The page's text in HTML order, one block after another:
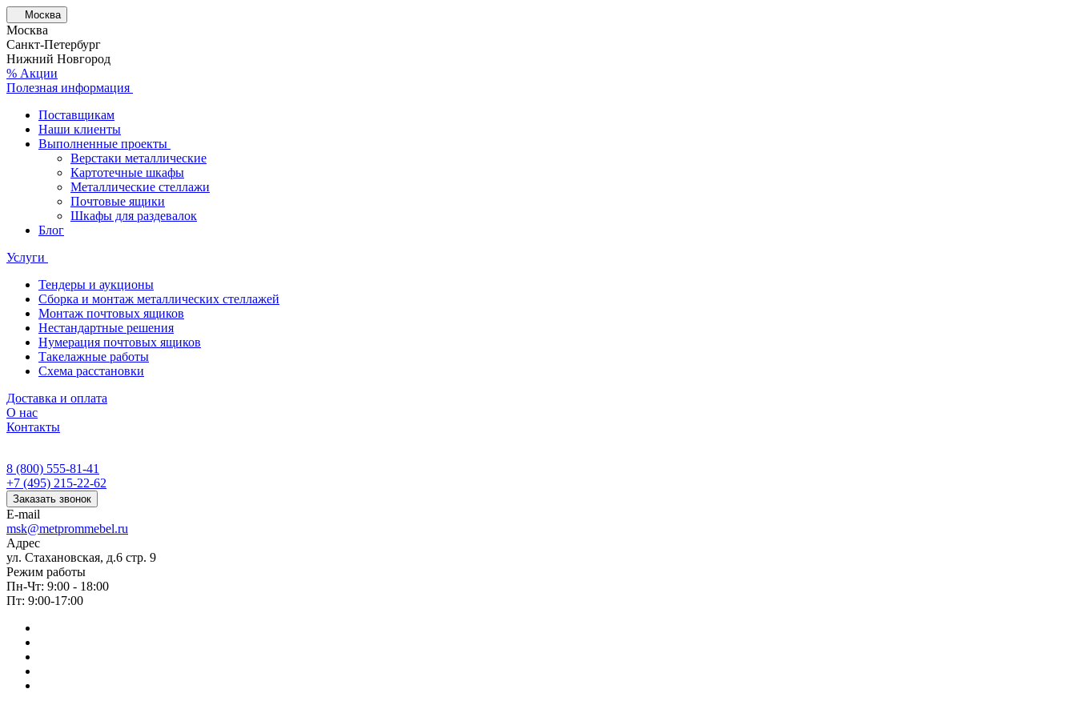
Москва
Москва
Санкт-Петербург
Нижний Новгород
% Акции
Полезная информация
Поставщикам
Наши клиенты
Выполненные проекты
Верстаки металлические
Картотечные шкафы
Металлические стеллажи
Почтовые ящики
Шкафы для раздевалок
Блог
Услуги
Тендеры и аукционы
Сборка и монтаж металлических стеллажей
Монтаж почтовых ящиков
Нестандартные решения
Нумерация почтовых ящиков
Такелажные работы
Схема расстановки
Доставка и оплата
О нас
Контакты
8 (800) 555-81-41
+7 (495) 215-22-62
Заказать звонок
E-mail
msk@metprommebel.ru
Адрес
ул. Стахановская, д.6 стр. 9
Режим работы
Пн-Чт: 9:00 - 18:00
Пт: 9:00-17:00